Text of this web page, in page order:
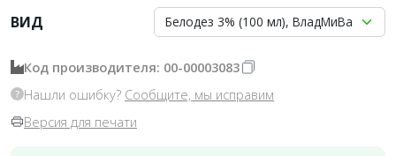
ВИД
Белодез 3% (100 мл), ВладМиВа
Код производителя: 00-00003083
Нашли ошибку? Сообщите, мы исправим
Версия для печати